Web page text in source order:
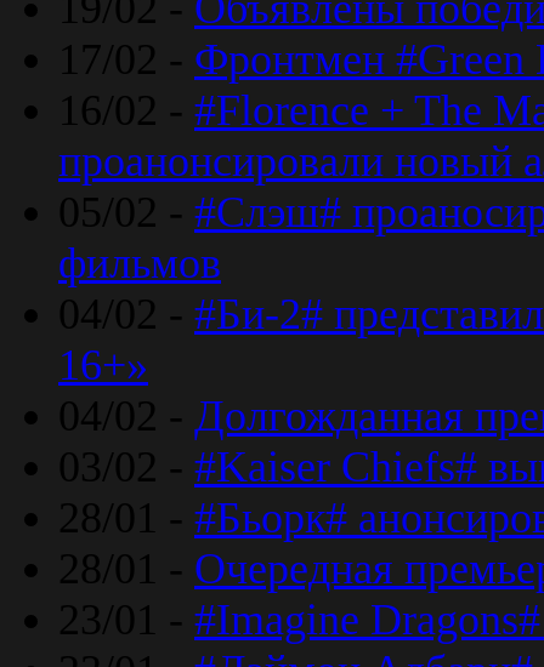
17/02 - Фронтмен #Green
16/02 - #Florence + The
проанонсировали новый
05/02 - #Слэш#
фильмов
04/02 - #Би-2#
16+»
04/02 - Долгожданная
03/02 - #Kaiser Chiefs#
28/01 - #Бьорк#
28/01 - Очередная
23/01 - #Imagine